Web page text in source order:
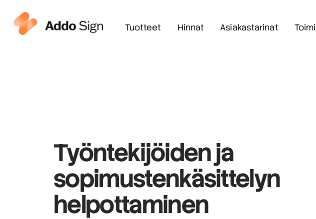
Tuotteet Hinnat Asiakastarinat
Työntekijöiden ja
sopimustenkäsittelyn
helpottaminen